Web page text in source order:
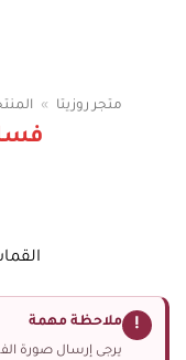
متجر روزيتا »
! ملاحظة مهمة
يرجى إرسال صورة